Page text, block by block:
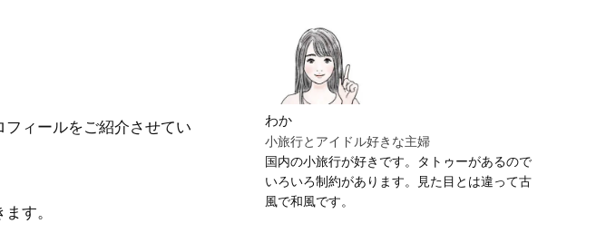
ィールをご紹介させてい
す。
わか
小旅行とアイドル好きな主婦
国内の小旅行が好きです。タトゥーがあるので
いろいろ制約があります。見た目とは違って古
風で和風です。